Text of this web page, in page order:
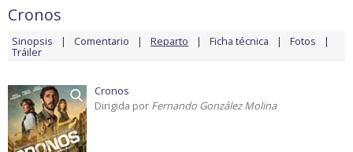
Cronos
Sinopsis Comentario Reparto Ficha técnica Fotos
Tráiler
Cronos
Dirigida por Fernando González Molina